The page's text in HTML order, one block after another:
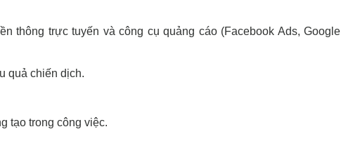
thông trực tuyến và công cụ quảng cáo (Facebook Ads, Google
quả chiến dịch.
tạo trong công việc.